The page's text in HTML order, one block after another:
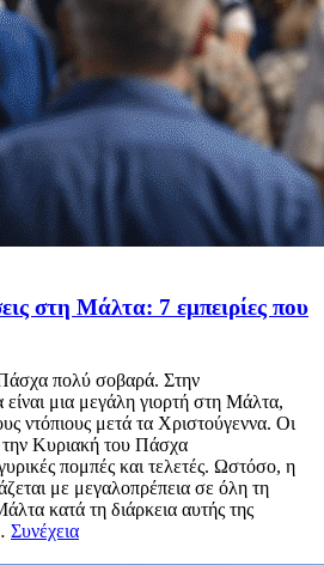
στη Μάλτα: 7 εμπειρίες που
πολύ σοβαρά. Στην
μια μεγάλη γιορτή στη Μάλτα,
ντόπιους μετά τα Χριστούγεννα. Οι
την Κυριακή του Πάσχα
πομπές και τελετές. Ωστόσο, η
με μεγαλοπρέπεια σε όλη τη
κατά τη διάρκεια αυτής της
Συνέχεια